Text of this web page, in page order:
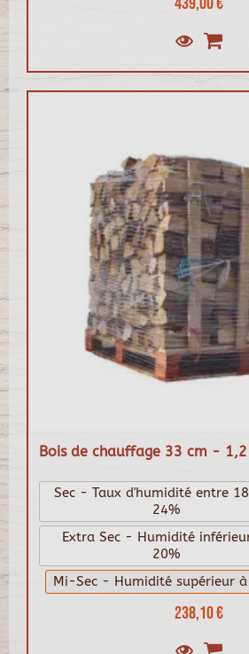
Bois de chauffage 33 cm -
238,10 €
Sec - Taux d'humidité entre
24%
Extra Sec - Humidité
20%
Mi-Sec - Humidité supérieur